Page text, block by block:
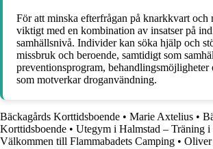
För att minska efterfrågan på knarkkvart och
viktigt med en kombination av insatser på
samhällsnivå. Individer kan söka hjälp och
missbruk och beroende, samtidigt som
preventionsprogram,
som motverkar droganvändning.
Bäckagårds Korttidsboende • Marie Axtelius •
Korttidsboende • Utegym i Halmstad – Träning i
Välkommen till Flammabadets Camping • Oliver